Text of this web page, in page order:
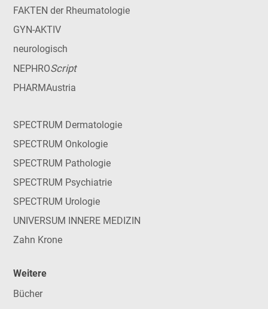
FAKTEN der Rheumatologie
GYN-AKTIV
neurologisch
NEPHROScript
PHARMAustria
SPECTRUM Dermatologie
SPECTRUM Onkologie
SPECTRUM Pathologie
SPECTRUM Psychiatrie
SPECTRUM Urologie
UNIVERSUM INNERE MEDIZIN
Zahn Krone
Weitere
Bücher